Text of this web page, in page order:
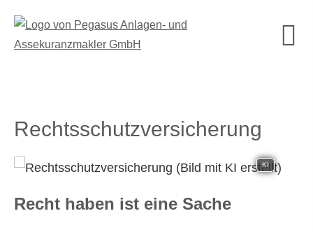
Rechts­schutz­ver­si­che­rung
KI
Recht haben ist eine Sache